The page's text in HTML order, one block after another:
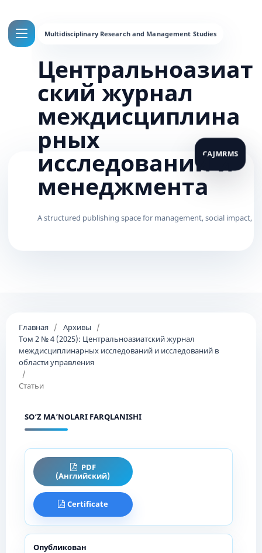
Центральноазиат
ский журнал
междисциплина
рных
исследований и
менеджмента
Главная / Архивы
/
Том 2 № 4 (2025): Центральноазиатский журнал
междисциплинарных исследований и исследований в
области управления
/
Статьи
SO‘Z MA’NOLARI FARQLANISHI
PDF
(Английский)
Certificate
Опубликован